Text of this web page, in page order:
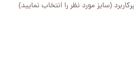
(سایز مورد نظر را انتخاب نمایید)